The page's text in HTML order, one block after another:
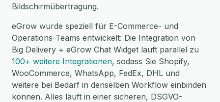
Bildschirmübertragung.
eGrow wurde speziell für E-Commerce- und
Operations-Teams entwickelt: Die Integration von
Big Delivery + eGrow Chat Widget läuft parallel zu
100+ weitere Integrationen, sodass Sie Shopify,
WooCommerce, WhatsApp, FedEx, DHL und
weitere bei Bedarf in denselben Workflow einbinden
können. Alles läuft in einer sicheren, DSGVO-